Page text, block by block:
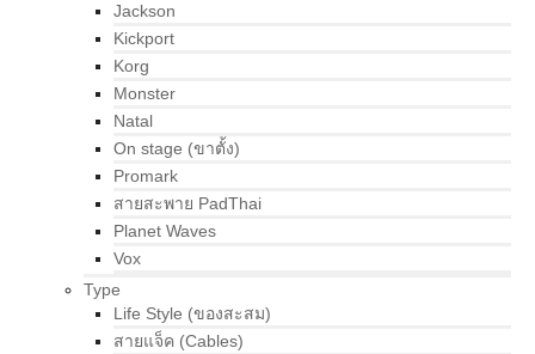
Jackson
Kickport
Korg
Monster
Natal
On stage (ขาตั้ง)
Promark
สายสะพาย PadThai
Planet Waves
Vox
Type
Life Style (ของสะสม)
สายแจ็ค (Cables)